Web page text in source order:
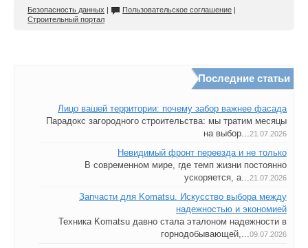
Безопасность данных | Пользовательское соглашение |
Строительный портал
Последние статьи
Лицо вашей территории: почему забор важнее фасада
Парадокс загородного строительства: мы тратим месяцы
на выбор...21.07.2026
Невидимый фронт переезда и не только
В современном мире, где темп жизни постоянно
ускоряется, а...21.07.2026
Запчасти для Komatsu. Искусство выбора между
надежностью и экономией
Техника Komatsu давно стала эталоном надежности в
горнодобывающей,...09.07.2026